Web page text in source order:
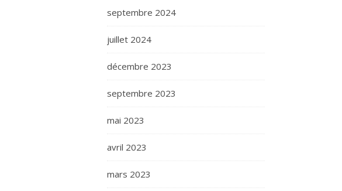
septembre 2024
juillet 2024
décembre 2023
septembre 2023
mai 2023
avril 2023
mars 2023